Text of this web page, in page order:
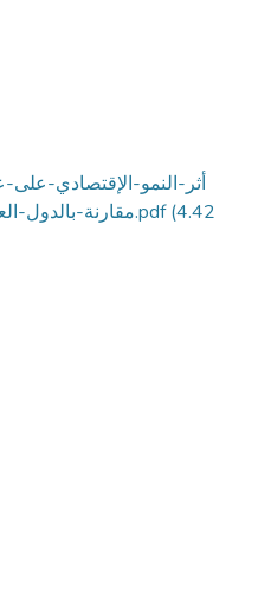
أثر-النمو-الإقتصادي-
مقارنة-بالدول-العربية-:-دراسة-تحليلية-و-قياسية.pdf(4.42